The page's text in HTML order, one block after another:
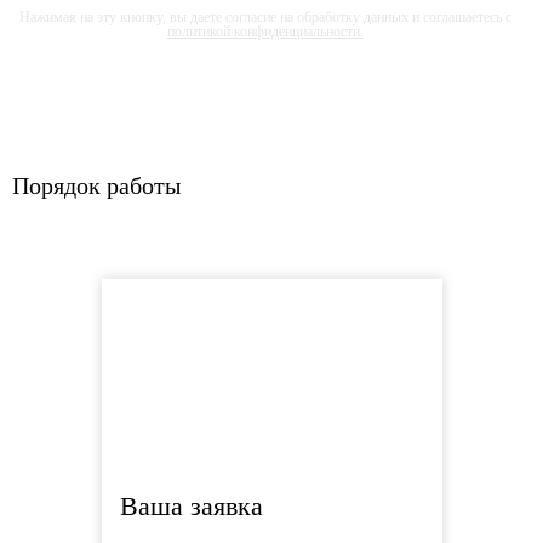
Нажимая на эту кнопку, вы даете согласие на обработку данных и соглашаетесь с
политикой конфиденциальности.
Порядок работы
Ваша заявка